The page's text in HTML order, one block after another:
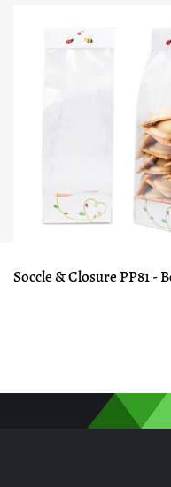
Soccle & Closure PP81 -